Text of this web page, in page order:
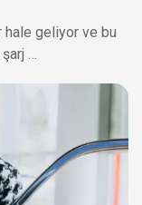
hale geliyor ve bu
şarj …